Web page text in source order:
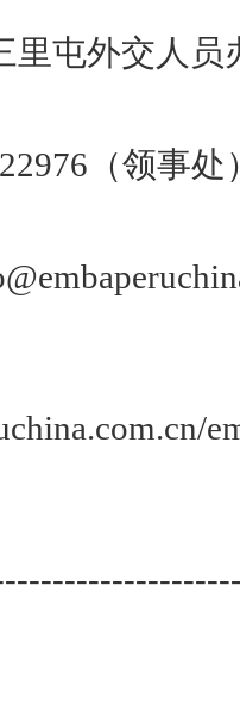
屯外交人员
（领事处